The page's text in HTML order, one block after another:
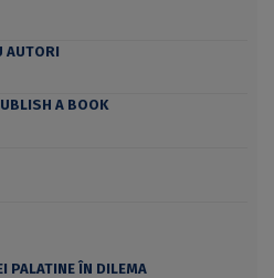
AUTORI
A BOOK
PALATINE ÎN DILEMA